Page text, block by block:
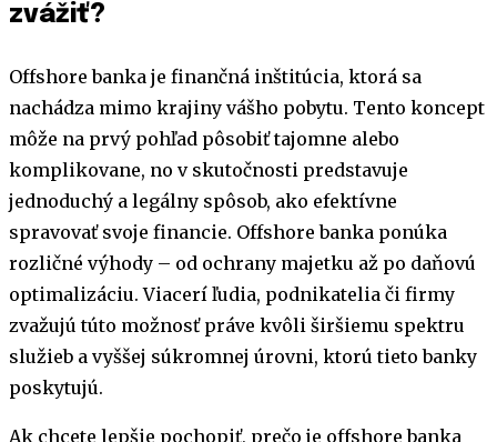
zvážiť?
Offshore banka je finančná inštitúcia, ktorá sa
nachádza mimo krajiny vášho pobytu. Tento koncept
môže na prvý pohľad pôsobiť tajomne alebo
komplikovane, no v skutočnosti predstavuje
jednoduchý a legálny spôsob, ako efektívne
spravovať svoje financie. Offshore banka ponúka
rozličné výhody – od ochrany majetku až po daňovú
optimalizáciu. Viacerí ľudia, podnikatelia či firmy
zvažujú túto možnosť práve kvôli širšiemu spektru
služieb a vyššej súkromnej úrovni, ktorú tieto banky
poskytujú.
Ak chcete lepšie pochopiť, prečo je offshore banka